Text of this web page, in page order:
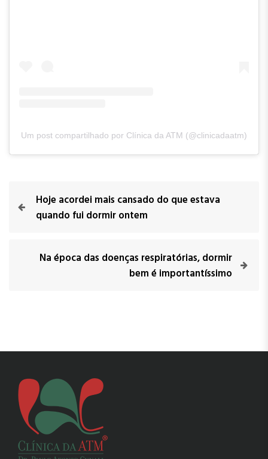
Um post compartilhado por Clínica da ATM (@clinicadaatm)
Hoje acordei mais cansado do que estava
quando fui dormir ontem
Na época das doenças respiratórias, dormir
bem é importantíssimo